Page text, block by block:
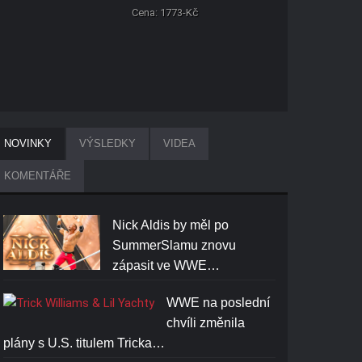
Cena: 1773-Kč
NOVINKY VÝSLEDKY VIDEA
KOMENTÁŘE
Nick Aldis by měl po
SummerSlamu znovu
zápasit ve WWE…
WWE na poslední
chvíli změnila
plány s U.S. titulem Tricka…